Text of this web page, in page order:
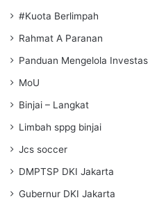
#Kuota Berlimpah
Rahmat A Paranan
Panduan Mengelola
MoU
Binjai – Langkat
Limbah sppg binjai
Jcs soccer
DMPTSP DKI Jakarta
Gubernur DKI Jakarta